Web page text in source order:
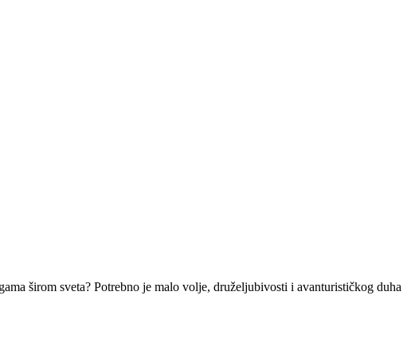
širom sveta? Potrebno je malo volje, druželjubivosti i avanturističkog duha